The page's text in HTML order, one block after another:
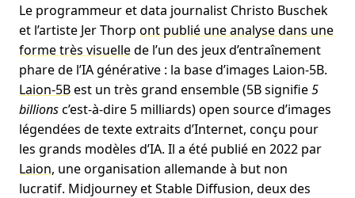
Le programmeur et data journalist Christo Buschek
et l’artiste Jer Thorp ont publié une analyse dans une
forme très visuellede l’un des jeux d’entraînement
phare de l’IA générative : la base d’images Laion-5B.
Laion-5Best un très grand ensemble (5B signifie5
billionsc’est-à-dire 5 milliards) open source d’images
légendées de texte extraits d’Internet, conçu pour
les grands modèles d’IA. Il a été publié en 2022 par
Laion, une organisation allemande à but non
lucratif. Midjourney et Stable Diffusion, deux des